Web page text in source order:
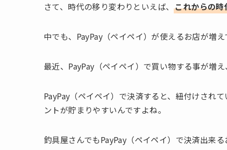
さて、時代の移り変わりといえば、これからの
中でも、PayPay（ペイペイ）が使えるお店が増え
最近、PayPay（ペイペイ）で買い物する事が増
PayPay（ペイペイ）で決済すると、紐付けされ
ントが貯まりやすいんですよね。
釣具屋さんでもPayPay（ペイペイ）で決済出来る